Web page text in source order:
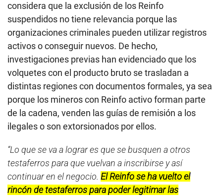
considera que la exclusión de los Reinfo
suspendidos no tiene relevancia porque las
organizaciones criminales pueden utilizar registros
activos o conseguir nuevos. De hecho,
investigaciones previas han evidenciado que los
volquetes con el producto bruto se trasladan a
distintas regiones con documentos formales, ya sea
porque los mineros con Reinfo activo forman parte
de la cadena, venden las guías de remisión a los
ilegales o son extorsionados por ellos.
“Lo que se va a lograr es que se busquen a otros
testaferros para que vuelvan a inscribirse y así
continuar en el negocio. El Reinfo se ha vuelto el
rincón de testaferros para poder legitimar las